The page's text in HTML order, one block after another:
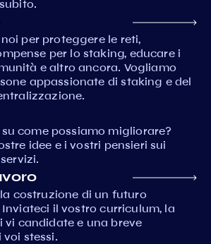
per proteggere le reti,
per lo staking, educare i
e altro ancora. Vogliamo
appassionate di staking e del
come possiamo migliorare?
idee e i vostri pensieri sui
costruzione di un futuro
il vostro curriculum, la
vi candidate e una breve
stessi.